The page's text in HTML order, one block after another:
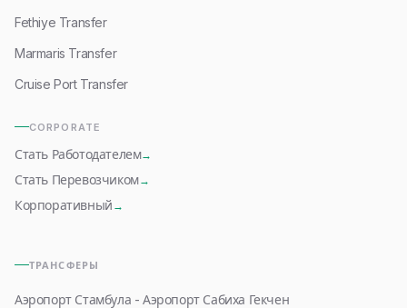
Fethiye Transfer
Marmaris Transfer
Cruise Port Transfer
CORPORATE
Стать Работодателем→
Стать Перевозчиком→
Корпоративный →
ТРАНСФЕРЫ
Аэропорт Стамбула - Аэропорт Сабиха Гекчен